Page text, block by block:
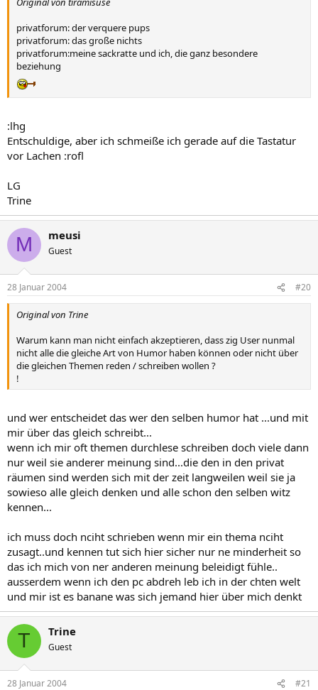
privatforum: der verquere pups
privatforum: das große nichts
privatforum:meine sackratte und ich, die ganz besondere
beziehung
:lhg
Entschuldige, aber ich schmeiße ich gerade auf die Tastatur
vor Lachen :rofl
LG
Trine
M meusi
Guest
28 Januar 2004 #20
Original von Trine
Warum kann man nicht einfach akzeptieren, dass zig User nunmal
nicht alle die gleiche Art von Humor haben können oder nicht über
die gleichen Themen reden / schreiben wollen ?
!
und wer entscheidet das wer den selben humor hat ...und mit
mir über das gleich schreibt...
wenn ich mir oft themen durchlese schreiben doch viele dann
nur weil sie anderer meinung sind...die den in den privat
räumen sind werden sich mit der zeit langweilen weil sie ja
sowieso alle gleich denken und alle schon den selben witz
kennen...
ich muss doch nciht schrieben wenn mir ein thema nciht
zusagt..und kennen tut sich hier sicher nur ne minderheit so
das ich mich von ner anderen meinung beleidigt fühle..
ausserdem wenn ich den pc abdreh leb ich in der chten welt
und mir ist es banane was sich jemand hier über mich denkt
T Trine
Guest
28 Januar 2004 #21